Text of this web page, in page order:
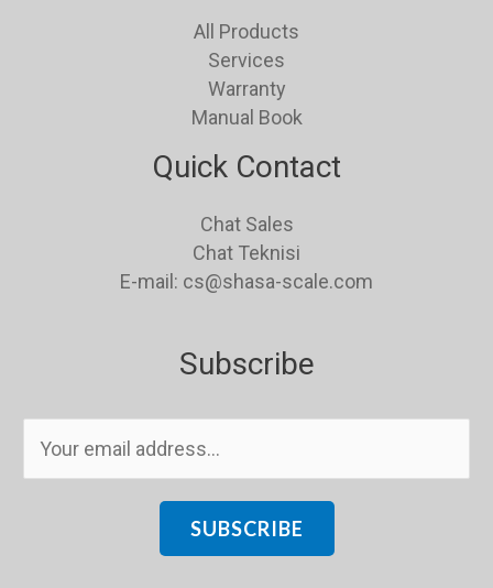
All Products
Services
Warranty
Manual Book
Quick Contact
Chat Sales
Chat Teknisi
E-mail: cs@shasa-scale.com
Subscribe
SUBSCRIBE